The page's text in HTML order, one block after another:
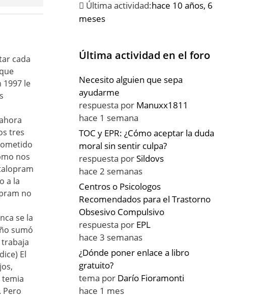
cada
le
tres
nos
a la
no
se la
sumó
El
temia
Pero
Última actividad:hace 10 años, 6
meses
Última actividad en el foro
Necesito alguien que sepa
ayudarme
respuesta por Manuxx1811
hace 1 semana
TOC y EPR: ¿Cómo aceptar la duda
moral sin sentir culpa?
respuesta porSildovs
hace 2 semanas
Centros o Psicologos
Recomendados para el Trastorno
Obsesivo Compulsivo
respuesta por EPL
hace 3 semanas
¿Dónde poner enlace a libro
gratuito?
tema por Darío Fioramonti
hace 1 mes